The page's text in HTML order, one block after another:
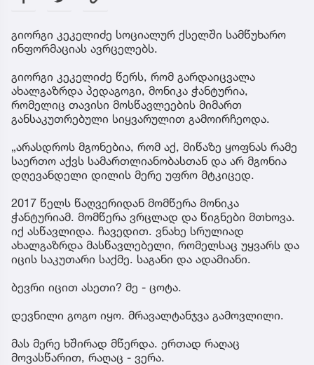
გიორგი კეკელიძე სოციალურ ქსელში სამწუხარო
ინფორმაციას ავრცელებს.
გიორგი კეკელიძე წერს, რომ გარდაიცვალა
ახალგაზრდა პედაგოგი, მონიკა ჭანტურია,
რომელიც თავისი მოსწავლეების მიმართ
განსაკუთრებული სიყვარულით გამოირჩეოდა.
„არასდროს მგონებია, რომ აქ, მიწაზე ყოფნას რამე
საერთო აქვს სამართლიანობასთან და არ მგონია
დღევანდელი დილის მერე უფრო მტკიცედ.
2017 წელს წაღვერიდან მომწერა მონიკა
ჭანტურიამ. მომწერა ვრცლად და წიგნები მთხოვა.
იქ ასწავლიდა. ჩავედით. ვნახე სრულიად
ახალგაზრდა მასწავლებელი, რომელსაც უყვარს და
იცის საკუთარი საქმე. საგანი და ადამიანი.
ბევრი იცით ასეთი? მე - ცოტა.
დევნილი გოგო იყო. მრავალტანჯვა გამოვლილი.
მას მერე ხშირად მწერდა. ერთად რაღაც
მოვასწარით, რაღაც - ვერა.